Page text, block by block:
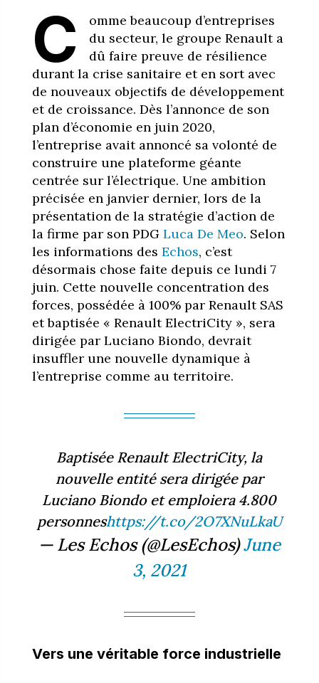
C
omme beaucoup d’entreprises
du secteur, le groupe Renault a
dû faire preuve de résilience
durant la crise sanitaire et en sort avec
de nouveaux objectifs de développement
et de croissance. Dès l’annonce de son
plan d’économie en juin 2020,
l’entreprise avait annoncé sa volonté de
construire une plateforme géante
centrée sur l’électrique. Une ambition
précisée en janvier dernier, lors de la
présentation de la stratégie d’action de
la firme par son PDG Luca De Meo. Selon
les informations des Echos, c’est
désormais chose faite depuis ce lundi 7
juin. Cette nouvelle concentration des
forces, possédée à 100% par Renault SAS
et baptisée « Renault ElectriCity », sera
dirigée par Luciano Biondo, devrait
insuffler une nouvelle dynamique à
l’entreprise comme au territoire.
Baptisée Renault ElectriCity, la
nouvelle entité sera dirigée par
Luciano Biondo et emploiera 4.800
personneshttps://t.co/2O7XNuLkaU
— Les Echos (@LesEchos)June
3, 2021
Vers une véritable force industrielle